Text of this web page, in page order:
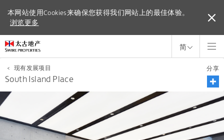
本网站使用Cookies来确保您获得我们网站上的最佳体验。
浏览更多
本网站使用Cookies来确保您获得我们网站上的最佳体验。
浏览更多
简
< 现有发展项目
South Island Place
分享